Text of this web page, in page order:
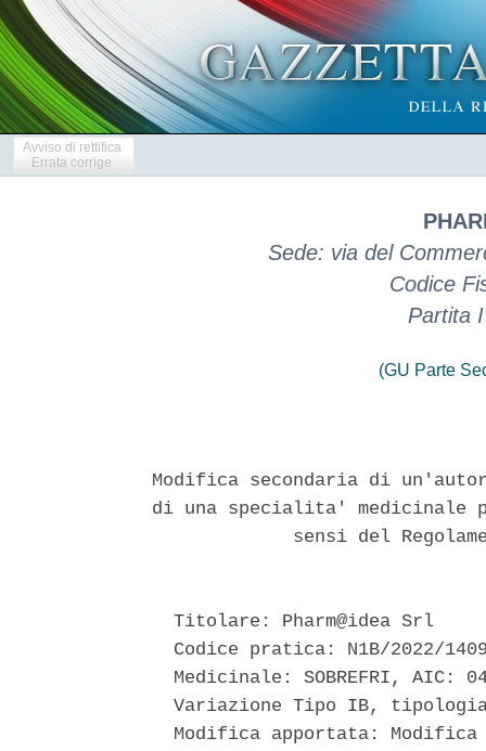
Avviso di rettifica
Errata corrige
Sede: via del
Codice
Partita
(GU Parte
Modifica secondaria di
di una specialita' medicinale
sensi del
  Titolare: Pharm@idea Srl
Codice pratica: N1B/2022/
Medicinale: SOBREFRI, AIC:
Variazione Tipo IB,
Modifica apportata: